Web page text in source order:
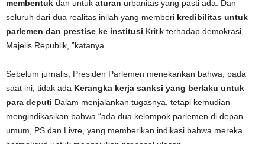
membentuk dan untuk aturan urbanitas yang pasti ada. Dan
seluruh dari dua realitas inilah yang memberi kredibilitas untuk
parlemen dan prestise ke institusi Kritik terhadap demokrasi,
Majelis Republik, ”katanya.
Sebelum jurnalis, Presiden Parlemen menekankan bahwa, pada
saat ini, tidak ada Kerangka kerja sanksi yang berlaku untuk
para deputi Dalam menjalankan tugasnya, tetapi kemudian
mengindikasikan bahwa “ada dua kelompok parlemen di depan
umum, PS dan Livre, yang memberikan indikasi bahwa mereka